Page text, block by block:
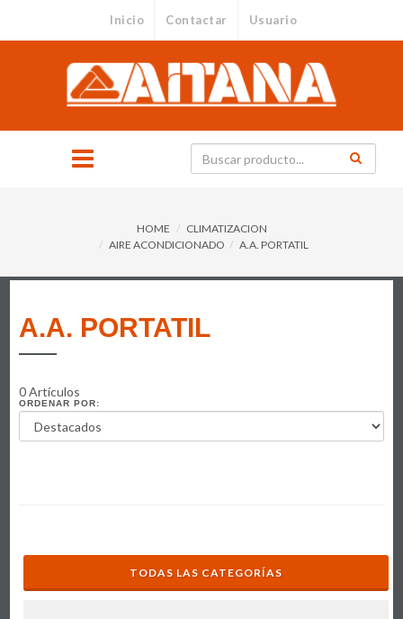
Inicio Contactar Usuario
HOME
CLIMATIZACION
AIRE ACONDICIONADO
A.A. PORTATIL
A.A. PORTATIL
0 Artículos
ORDENAR POR:
TODAS LAS CATEGORÍAS